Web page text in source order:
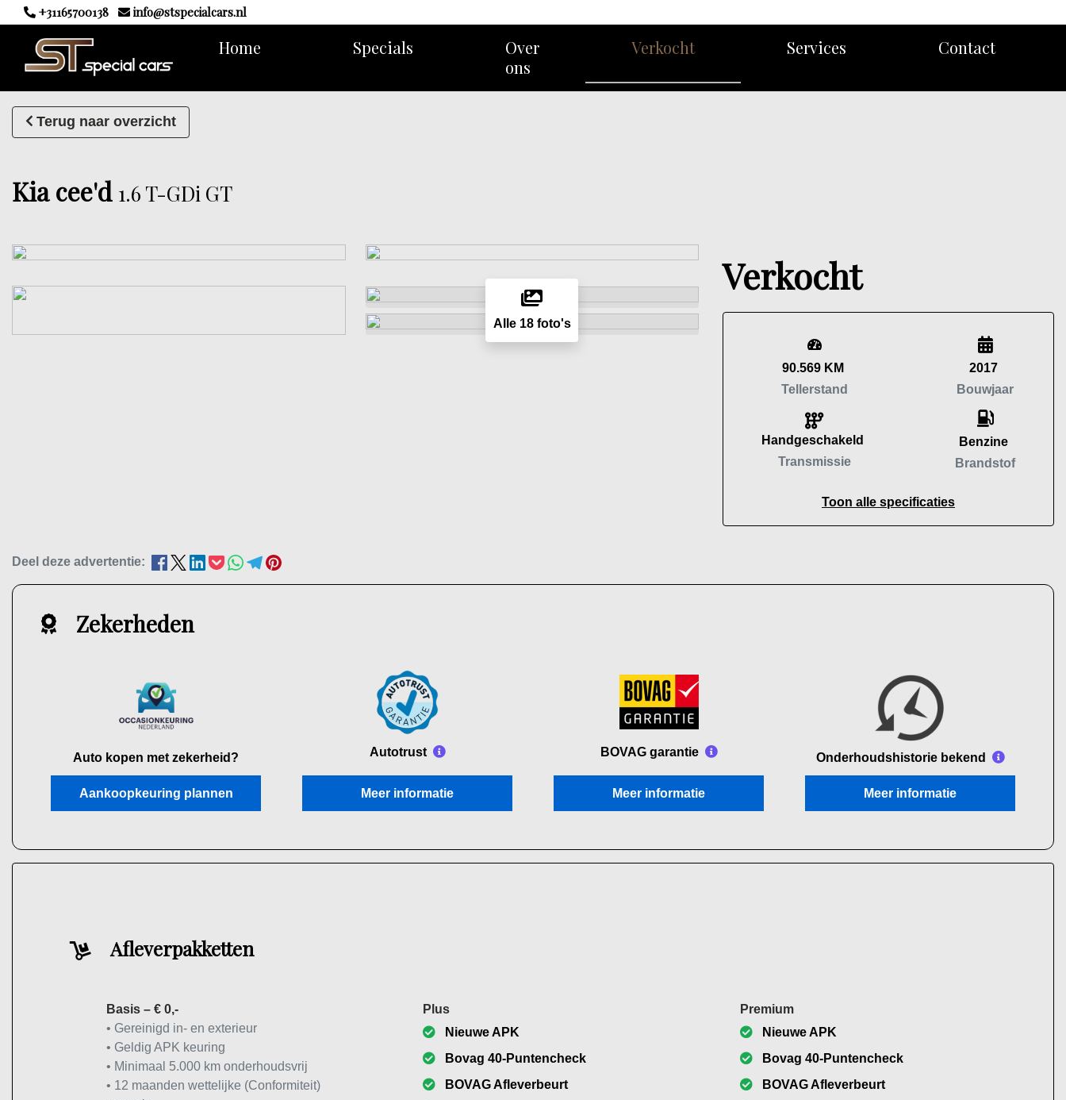
+31165700138 info@stspecialcars.nl
Home Specials
Over
ons
Verkocht Services Contact
Terug naar overzicht
Kia cee'd 1.6 T-GDi GT
Alle 18 foto's
Verkocht
90.569 KM
Tellerstand
Handgeschakeld
Transmissie
2017
Bouwjaar
Benzine
Brandstof
Toon alle specificaties
Deel deze advertentie:
Zekerheden
Auto kopen met zekerheid?
Aankoopkeuring plannen
Autotrust
Meer informatie
BOVAG garantie
Meer informatie
Onderhoudshistorie bekend
Meer informatie
Afleverpakketten
Basis – € 0,-
• Gereinigd in- en exterieur
• Geldig APK keuring
• Minimaal 5.000 km onderhoudsvrij
• 12 maanden wettelijke (Conformiteit)
Plus
Nieuwe APK
Bovag 40-Puntencheck
BOVAG Afleverbeurt
Premium
Nieuwe APK
Bovag 40-Puntencheck
BOVAG Afleverbeurt